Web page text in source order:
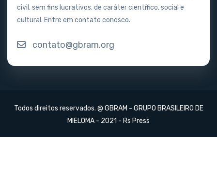
civil, sem fins lucrativos, de caráter científico, social e
cultural. Entre em contato conosco.
contato@gbram.org
Todos direitos reservados. @ GBRAM - GRUPO BRASILEIRO DE
MIELOMA - 2021 - Rs Press